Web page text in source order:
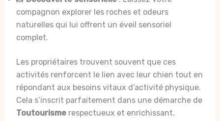
compagnon explorer les roches et odeurs
naturelles qui lui offrent un éveil sensoriel
complet.
Les propriétaires trouvent souvent que ces
activités renforcent le lien avec leur chien tout en
répondant aux besoins vitaux d’activité physique.
Cela s’inscrit parfaitement dans une démarche de
Toutourismerespectueux et enrichissant.